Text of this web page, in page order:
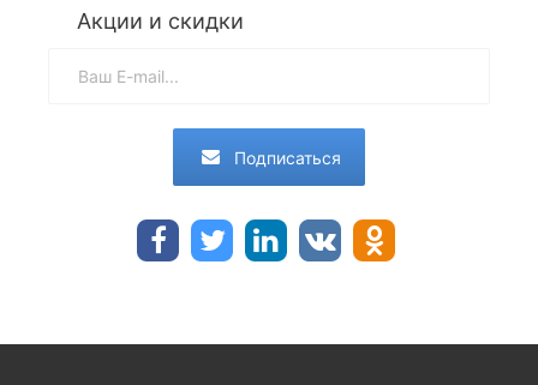
Акции и скидки